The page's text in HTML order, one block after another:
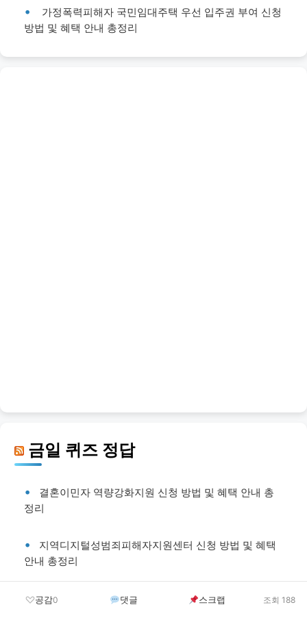
가정폭력피해자 국민임대주택 우선 입주권 부여 신청
방법 및 혜택 안내 총정리
금일 퀴즈 정답
결혼이민자 역량강화지원 신청 방법 및 혜택 안내 총
정리
지역디지털성범죄피해자지원센터 신청 방법 및 혜택
안내 총정리
가정폭력피해자 국민임대주택 우선 입주권 부여 신청
공감0 댓글 스크랩 조회 188